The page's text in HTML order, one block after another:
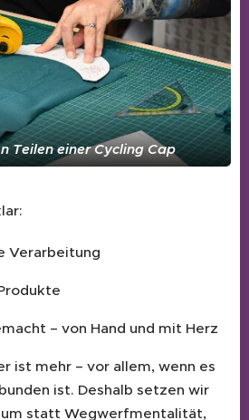
Teilen einer Cycling Cap
Verarbeitung
– von Hand und mit Herz
ist mehr – vor allem, wenn es
ist. Deshalb setzen wir
statt Wegwerfmentalität,